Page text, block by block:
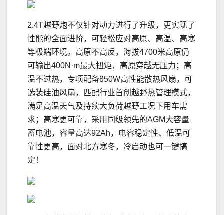
2.4T越野炮不仅针对动力进行了升级，更实现了
性能的全面进阶，可轻松应对高原、高温、高寒
等极端环境。高原不高反，海拔4700米高原仍
可输出400N·m最大扭矩，高原穿越无压力；高
温不过热，专项配备850W高性能散热风扇，可
选装硅油风扇，匹配行业首创越野热管理模式，
满足高温天气及持续大负荷越野工况下用车需
求；高寒更可靠，采用同级领先的AGM大容量
蓄电池，容量高达92Ah，电容稳定性、低温可
靠性更高，面对北方寒冬，冷启动也可一键搞
定！